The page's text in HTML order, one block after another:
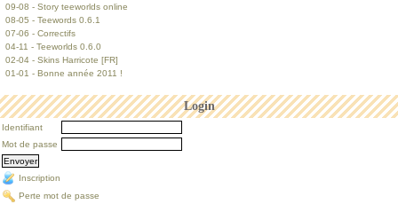
09-08 - Story teeworlds online
08-05 - Teewords 0.6.1
07-06 - Correctifs
04-11 - Teeworlds 0.6.0
02-04 - Skins Harricote [FR]
01-01 - Bonne année 2011 !
Login
Identifiant
Mot de passe
Inscription
Perte mot de passe